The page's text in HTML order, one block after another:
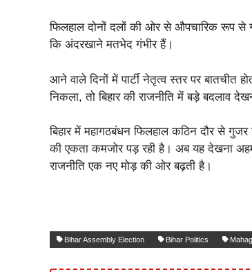
फिलहाल दोनों दलों की ओर से औपचारिक रूप
कि अंदरखाने मतभेद गंभीर हैं।
आने वाले दिनों में पार्टी नेतृत्व स्तर पर बातचीत
निकला, तो बिहार की राजनीति में बड़े बदलाव
बिहार में महागठबंधन फिलहाल कठिन दौर से
की एकता कमजोर पड़ रही है। अब यह देखना अहम
राजनीति एक नए मोड़ की ओर बढ़ती है।
Bihar Assembly Election Bihar Politics